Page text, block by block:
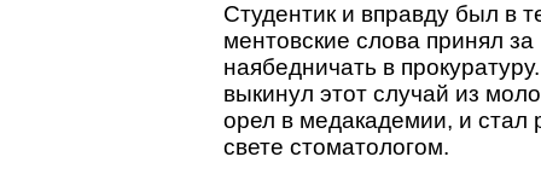
Студентик и вправду был в
ментовские слова принял
наябедничать в
выкинул этот случай из
орел в медакадемии, и
свете стоматологом.